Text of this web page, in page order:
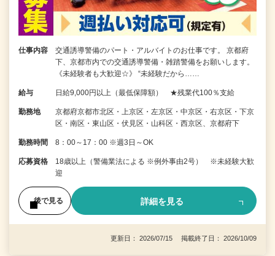
仕事内容
交通誘導警備のパート・アルバイトのお仕事です。 京都府
下、京都市内での交通誘導警備・雑踏警備をお願いします。
《未経験者も大歓迎☆》 “未経験だから……
給与 日給9,000円以上（最低保障額） ★残業代100％支給
勤務地
京都府京都市北区・上京区・左京区・中京区・右京区・下京
区・南区・東山区・伏見区・山科区・西京区、京都府下
勤務時間 8：00～17：00 ※週3日～OK
応募資格
18歳以上（警備業法による ※例外事由2号） ※未経験大歓
迎
後で見る 詳細を見る
更新日： 2026/07/15 掲載終了日： 2026/10/09